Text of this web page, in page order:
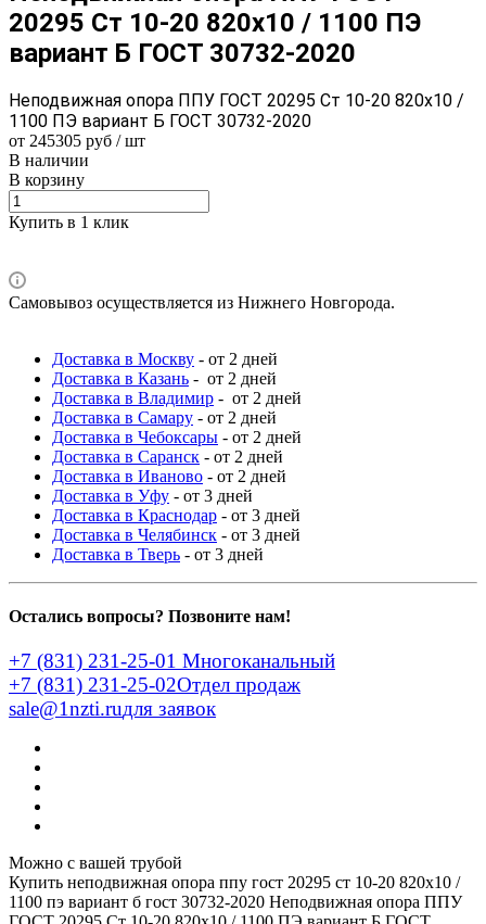
20295 Ст 10-20 820x10 / 1100 ПЭ
вариант Б ГОСТ 30732-2020
Неподвижная опора ППУ ГОСТ 20295 Ст 10-20 820x10 /
1100 ПЭ вариант Б ГОСТ 30732-2020
от 245305 руб / шт
В наличии
В корзину
Купить в 1 клик
Самовывоз осуществляется из Нижнего Новгорода.
Доставка в Москву - от 2 дней
Доставка в Казань - от 2 дней
Доставка в Владимир - от 2 дней
Доставка в Самару - от 2 дней
Доставка в Чебоксары - от 2 дней
Доставка в Саранск - от 2 дней
Доставка в Иваново - от 2 дней
Доставка в Уфу - от 3 дней
Доставка в Краснодар - от 3 дней
Доставка в Челябинск - от 3 дней
Доставка в Тверь - от 3 дней
Остались вопросы? Позвоните нам!
+7 (831) 231-25-01 Многоканальный
+7 (831) 231-25-02Отдел продаж
sale@1nzti.ruдля заявок
Можно с вашей трубой
Купить неподвижная опора ппу гост 20295 ст 10-20 820x10 /
1100 пэ вариант б гост 30732-2020 Неподвижная опора ППУ